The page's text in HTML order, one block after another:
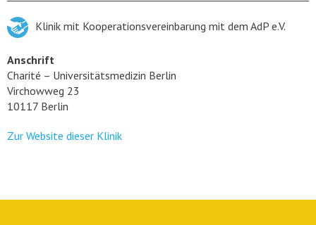
Klinik mit Kooperationsvereinbarung mit dem AdP e.V.
Anschrift
Charité – Universitätsmedizin Berlin
Virchowweg 23
10117 Berlin
Zur Website dieser Klinik